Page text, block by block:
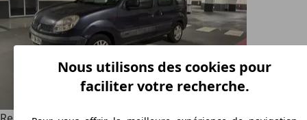
Nous utilisons des cookies pour
faciliter votre recherche.